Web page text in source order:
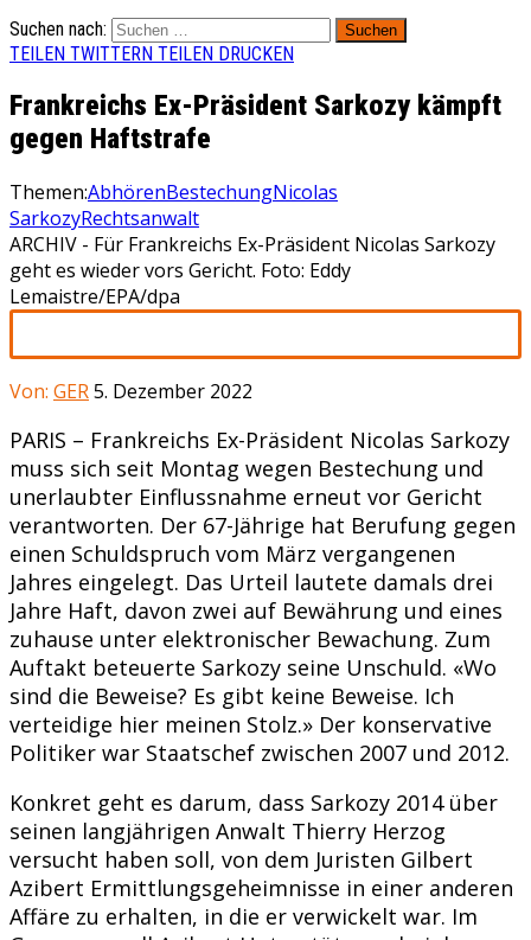
Suchen nach:
TEILEN TWITTERN TEILEN DRUCKEN
Frankreichs Ex-Präsident Sarkozy kämpft
gegen Haftstrafe
Themen:AbhörenBestechungNicolas
SarkozyRechtsanwalt
ARCHIV - Für Frankreichs Ex-Präsident Nicolas Sarkozy
geht es wieder vors Gericht. Foto: Eddy
Lemaistre/EPA/dpa
Von: GER5. Dezember 2022
PARIS – Frankreichs Ex-Präsident Nicolas Sarkozy
muss sich seit Montag wegen Bestechung und
unerlaubter Einflussnahme erneut vor Gericht
verantworten. Der 67-Jährige hat Berufung gegen
einen Schuldspruch vom März vergangenen
Jahres eingelegt. Das Urteil lautete damals drei
Jahre Haft, davon zwei auf Bewährung und eines
zuhause unter elektronischer Bewachung. Zum
Auftakt beteuerte Sarkozy seine Unschuld. «Wo
sind die Beweise? Es gibt keine Beweise. Ich
verteidige hier meinen Stolz.» Der konservative
Politiker war Staatschef zwischen 2007 und 2012.
Konkret geht es darum, dass Sarkozy 2014 über
seinen langjährigen Anwalt Thierry Herzog
versucht haben soll, von dem Juristen Gilbert
Azibert Ermittlungsgeheimnisse in einer anderen
Affäre zu erhalten, in die er verwickelt war. Im